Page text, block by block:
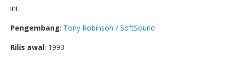
ini.
Pengembang: Tony Robinson / SoftSound
Rilis awal: 1993